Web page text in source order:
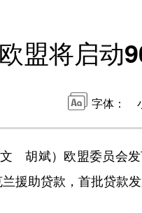
欧盟将启动
字体：
斌）欧盟委员会发
援助贷款，首批贷款发